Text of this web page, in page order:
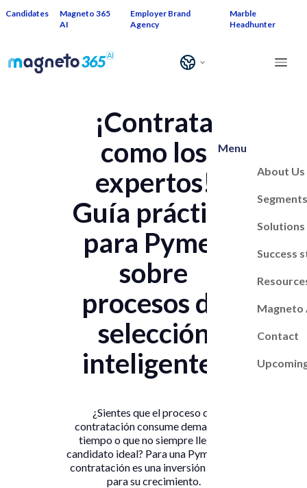
Candidates
Magneto 365
AI
Employer Brand
Agency
Marble
Headhunter
Menu
About Us
Segments
Solutions
Success
Magneto
Contact
¡Contrata
como los
expertos!
Guía práctica
para Pymes
sobre
procesos de
selección
inteligentes
¿Sientes que el proceso de
contratación consume demasiado
tiempo o que no siempre llega el
candidato ideal? Para una Pyme, cada
contratación es una inversión crítica
para su crecimiento.